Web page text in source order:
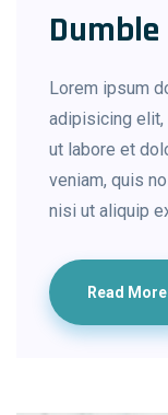
Dumble
Lorem ipsum
adipisicing
ut labore et
veniam, quis
nisi ut aliquip
Read More